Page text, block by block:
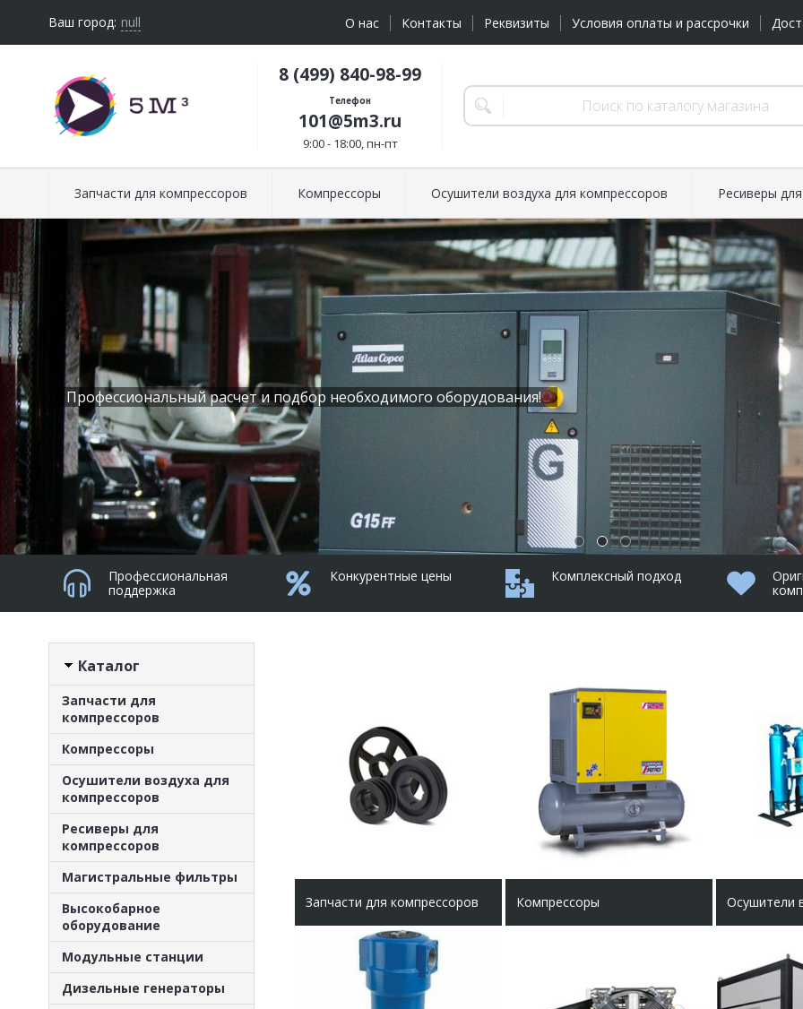
Ваш город: null О нас Контакты Реквизиты Условия оплаты и рассрочки
8 (499) 840-98-99
Телефон
101@5m3.ru
9:00 - 18:00, пн-пт
Запчасти для компрессоров Компрессоры Осушители воздуха для компрессоров Ресиверы
Профессиональный расчет и подбор необходимого оборудования!
Профессиональная
поддержка
Конкурентные цены Комплексный подход
Каталог
Запчасти для
компрессоров
Компрессоры
Осушители воздуха для
компрессоров
Ресиверы для
компрессоров
Магистральные фильтры
Высокобарное
оборудование
Модульные станции
Дизельные генераторы
Запчасти для компрессоров Компрессоры